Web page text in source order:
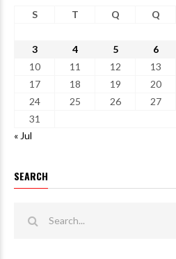
S
T Q Q
3
4 5 6
10
11 12 13
17
18 19 20
24
25 26 27
31
« Jul
SEARCH